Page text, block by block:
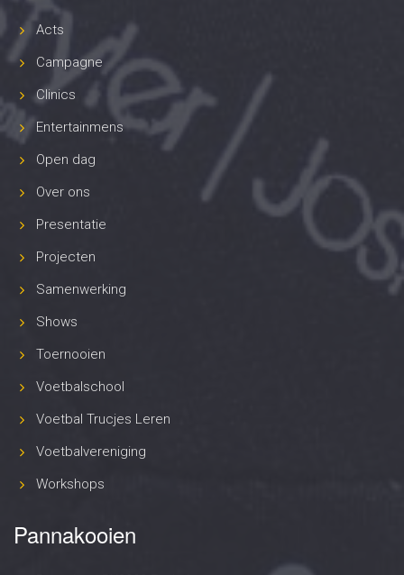
Acts
Campagne
Clinics
Entertainmens
Open dag
Over ons
Presentatie
Projecten
Samenwerking
Shows
Toernooien
Voetbalschool
Voetbal Trucjes Leren
Voetbalvereniging
Workshops
Pannakooien